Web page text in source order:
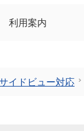
利用案内
イドビュー対応